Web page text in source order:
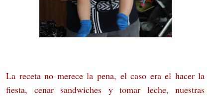
La receta no merece la pena, el caso era el hacer la
fiesta, cenar sandwiches y tomar leche, nuestras